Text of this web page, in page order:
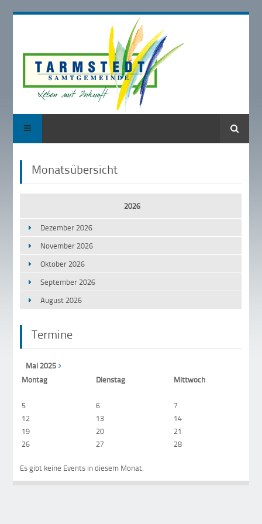
Suche
Monatsübersicht
2026
Dezember 2026
November 2026
Oktober 2026
September 2026
August 2026
Termine
Mai 2025
Montag Dienstag Mittwoch
5
6 7
12
13 14
19
20 21
26
27 28
Es gibt keine Events in diesem Monat.